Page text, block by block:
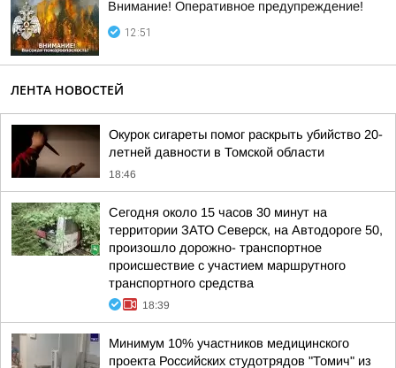
Внимание! Оперативное предупреждение!
12:51
ЛЕНТА НОВОСТЕЙ
Окурок сигареты помог раскрыть убийство 20-
летней давности в Томской области
18:46
Сегодня около 15 часов 30 минут на
территории ЗАТО Северск, на Автодороге 50,
произошло дорожно- транспортное
происшествие с участием маршрутного
транспортного средства
18:39
Минимум 10% участников медицинского
проекта Российских студотрядов "Томич" из